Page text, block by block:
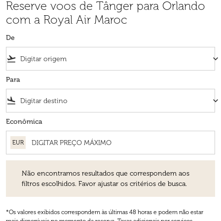
Reserve voos de Tânger para Orlando
com a Royal Air Maroc
De
flight_takeoff keyboard_arrow_down
Para
flight_land keyboard_arrow_down
Econômica
EUR
Não encontramos resultados que correspondem aos
filtros escolhidos. Favor ajustar os critérios de busca.
*Os valores exibidos correspondem às últimas 48 horas e podem não estar